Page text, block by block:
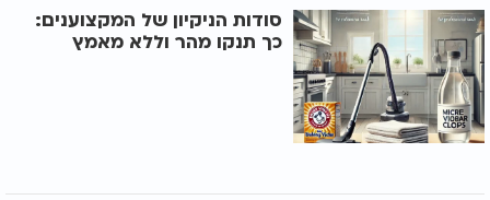
סודות הניקיון של המקצוענים:
כך תנקו מהר וללא מאמץ